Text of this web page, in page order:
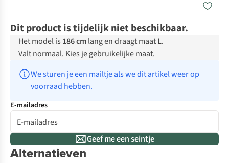
Dit product is tijdelijk niet beschikbaar.
Het model is 186 cmlang en draagt maatL.
Valt normaal. Kies je gebruikelijke maat.
We sturen je een mailtje als we dit artikel weer op
voorraad hebben.
E-mailadres
Geef me een seintje
Alternatieven